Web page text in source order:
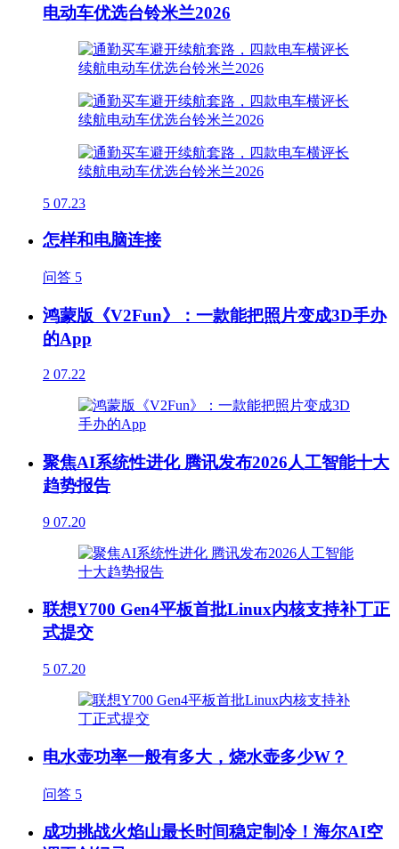
电动车优选台铃米兰2026
5 07.23
怎样和电脑连接
问答 5
鸿蒙版《V2Fun》：一款能把照片变成3D手办
的App
2 07.22
聚焦AI系统性进化 腾讯发布2026人工智能十大
趋势报告
9 07.20
联想Y700 Gen4平板首批Linux内核支持补丁正
式提交
5 07.20
电水壶功率一般有多大，烧水壶多少W？
问答 5
成功挑战火焰山最长时间稳定制冷！海尔AI空